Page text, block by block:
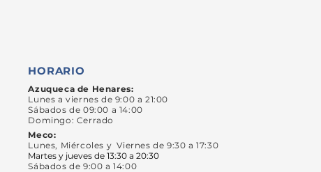
HORARIO
Azuqueca de Henares:
Lunes a viernes de 9:00 a 21:00
Sábados de 09:00 a 14:00
Domingo: Cerrado
Meco:
Lunes, Miércoles y Viernes de 9:30 a 17:30
Martes y jueves de 13:30 a 20:30
Sábados de 9:00 a 14:00